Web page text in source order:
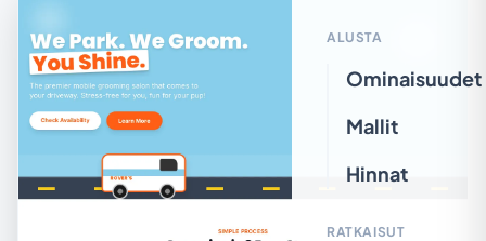
ALUSTA
Ominaisuudet
Mallit
Hinnat
RATKAISUT